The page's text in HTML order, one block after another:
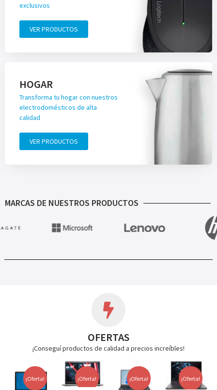
exclusivos
VER PRODUCTOS
HOGAR
Transforma tu hogar con nuestros
electrodomésticos de alta
calidad
VER PRODUCTOS
MARCAS DE NUESTROS PRODUCTOS
OFERTAS
¡Conseguí productos de calidad a precios increíbles!
¡Oferta! ¡Oferta! ¡Oferta! ¡Oferta!